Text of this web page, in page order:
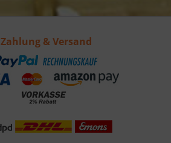
Zahlung & Versand